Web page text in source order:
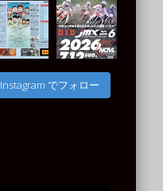
Instagram でフォロー